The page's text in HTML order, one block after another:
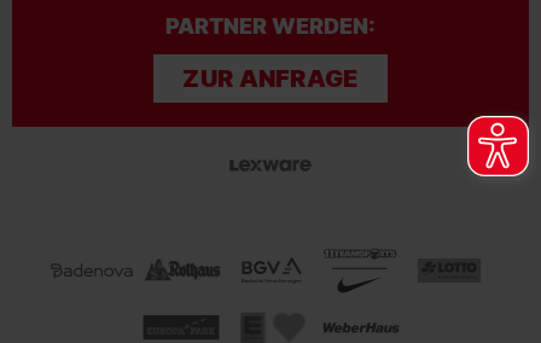
PARTNER WERDEN:
ZUR ANFRAGE